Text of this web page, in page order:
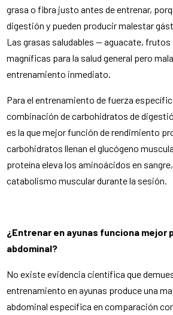
grasa o fibra justo antes de entrenar,
digestión y pueden producir malestar
Las grasas saludables — aguacate,
magníficas para la salud general pero
entrenamiento inmediato.
Para el entrenamiento de fuerza
combinación de carbohidratos de
es la que mejor función de rendimiento
carbohidratos llenan el glucógeno
proteína eleva los aminoácidos en
catabolismo muscular durante la sesión.
¿Entrenar en ayunas funciona mejor
abdominal?
No existe evidencia científica que
entrenamiento en ayunas produce una
abdominal específica en comparación